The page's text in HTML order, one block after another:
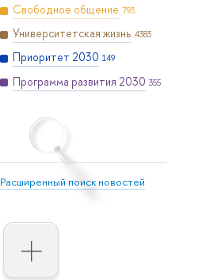
Свободное общение 793
Университетская жизнь 4383
Приоритет 2030 149
Программа развития 2030 355
Расширенный поиск новостей